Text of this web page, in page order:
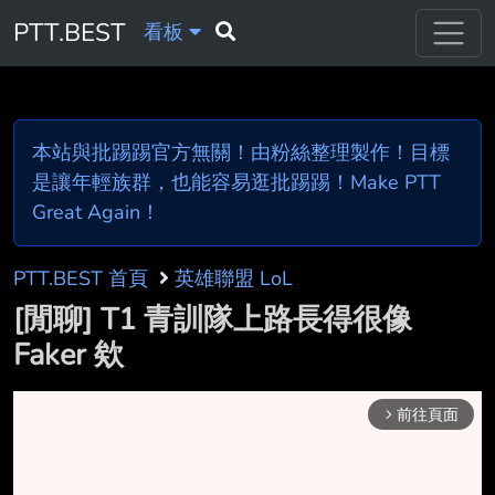
PTT.BEST 看板
本站與批踢踢官方無關！由粉絲整理製作！目標
是讓年輕族群，也能容易逛批踢踢！Make PTT
Great Again！
PTT.BEST 首頁 英雄聯盟 LoL
[閒聊] T1 青訓隊上路長得很像
Faker 欸
arrow_forward_ios 前往頁面